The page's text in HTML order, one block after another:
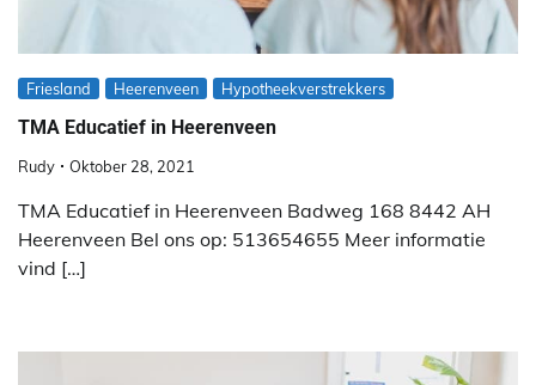
Friesland Heerenveen Hypotheekverstrekkers
TMA Educatief in Heerenveen
Rudy Oktober 28, 2021
TMA Educatief in Heerenveen Badweg 168 8442 AH
Heerenveen Bel ons op: 513654655 Meer informatie
vind […]